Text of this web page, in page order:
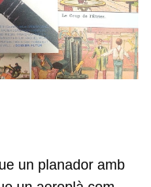
un planador amb